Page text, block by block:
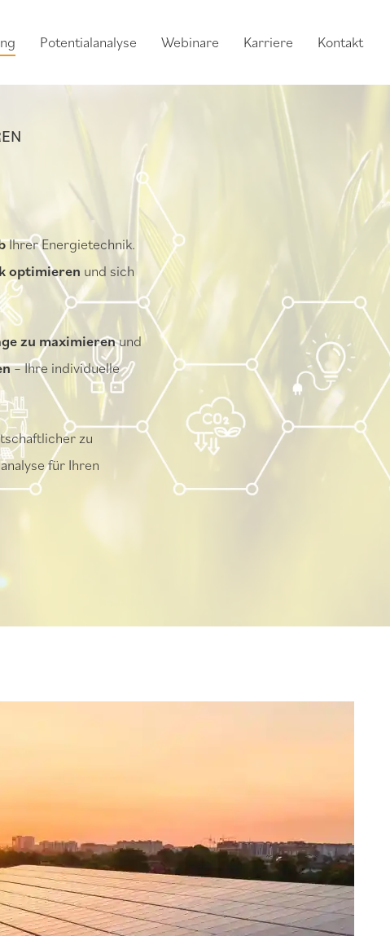
Potentialanalyse Webinare Karriere Kontakt
Ihrer Energietechnik.
optimieren und sich
zu maximierenund
– Ihre individuelle
zu
für Ihren